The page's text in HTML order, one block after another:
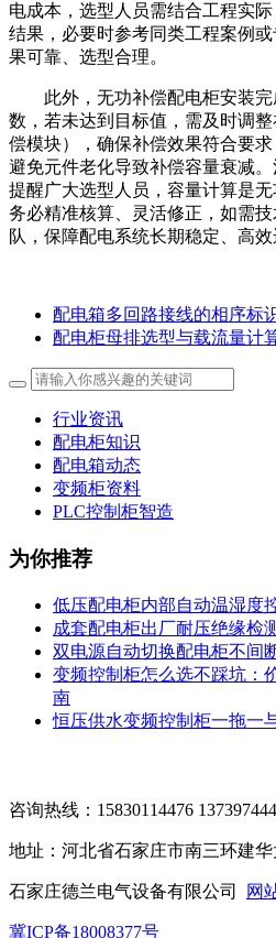
电成本，选型人员需结合工程实
结果，必要时参考同类工程案例
果可靠、选型合理。
此外，无功补偿配电柜安装
数，若未达到目标值，需及时调
偿模块），确保补偿效果符合要
避免元件老化导致补偿容量衰减
提醒广大选型人员，容量计算是
务必精准核算、灵活修正，如需
队，保障配电系统长期稳定、高效
配电箱多回路接线的相序标
配电柜母排选型与载流量计
行业资讯
配电柜知识
配电箱动态
变频柜资料
PLC控制柜智造
为你推荐
低压配电柜内部自动温湿度
成套配电柜出厂耐压绝缘检
双电源自动切换配电柜不间
变频控制柜怎么选不踩坑：
南
恒压供水变频控制柜一拖一
咨询热线：15830114476
地址：河北省石家庄市南三环建华
石家庄德兰电气设备有限公司 网
冀ICP备18008377号